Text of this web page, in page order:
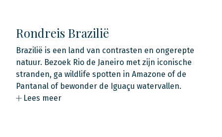
Rondreis Brazilië
Brazilië is een land van contrasten en ongerepte
natuur. Bezoek Rio de Janeiro met zijn iconische
stranden, ga wildlife spotten in Amazone of de
Pantanal of bewonder de Iguaçu watervallen.
Lees meer